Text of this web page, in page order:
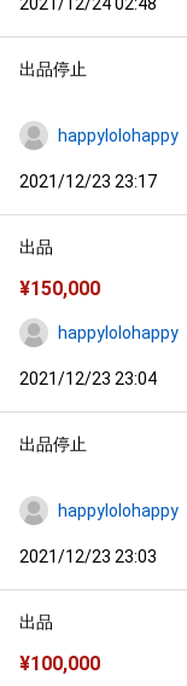
出品停止
happylolohappy
2021/12/23 23:17
出品
¥150,000
happylolohappy
2021/12/23 23:04
出品停止
happylolohappy
2021/12/23 23:03
出品
¥100,000